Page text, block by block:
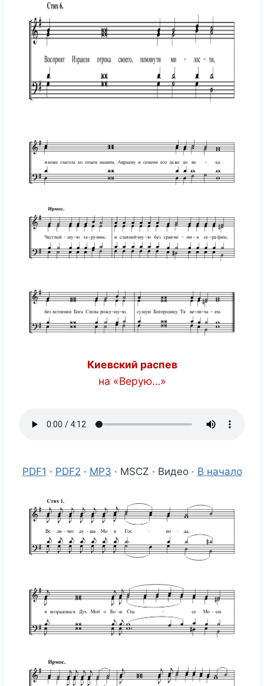
Киевский распев
на «Верую…»
PDF1 · PDF2 · MP3 · MSCZ · Видео · В начало